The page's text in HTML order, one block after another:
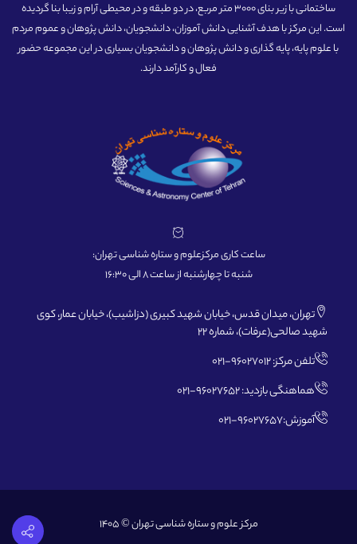
ساختمانی با زیر بنای 3000 متر مربع، در دو طبقه و در محیطی آرام و زیبا بنا گردیده
است. این مرکز با هدف آشنایی دانش آموزان، دانشجویان، دانش پژوهان و عموم مردم
با علوم پایه، پایه گذاری و دانش پژوهان و دانشجویان بسیاری در این مجموعه حضور
فعال و کارآمد دارند.
ساعت کاری مرکزعلوم و ستاره شناسی تهران:
شنبه تا چهارشنبه از ساعت 8 الی 16:30
تهران، میدان قدس، خیابان شهید کبیری (دزاشیب)، خیابان عمار، کوی
شهید صالحی(عرفات)، شماره 22
تلفن مرکز: 96027012-021
هماهنگی بازدید: 96027652-021
آموزش:96027657-021
مرکز علوم و ستاره شناسی تهران © 1405